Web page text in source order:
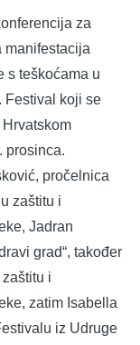
za
manifestacija
s teškoćama u
Festival koji se
prosinca.
pročelnica
zaštitu i
Jadran
grad“, također
i
zatim Isabella
iz Udruge